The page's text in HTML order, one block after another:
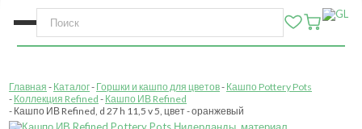
Главная Каталог Горшки и кашпо для цветов Кашпо Pottery Pots
Коллекция Refined
Кашпо ИВ Refined
Кашпо ИВ Refined, d 27 h 11,5 v 5, цвет - оранжевый